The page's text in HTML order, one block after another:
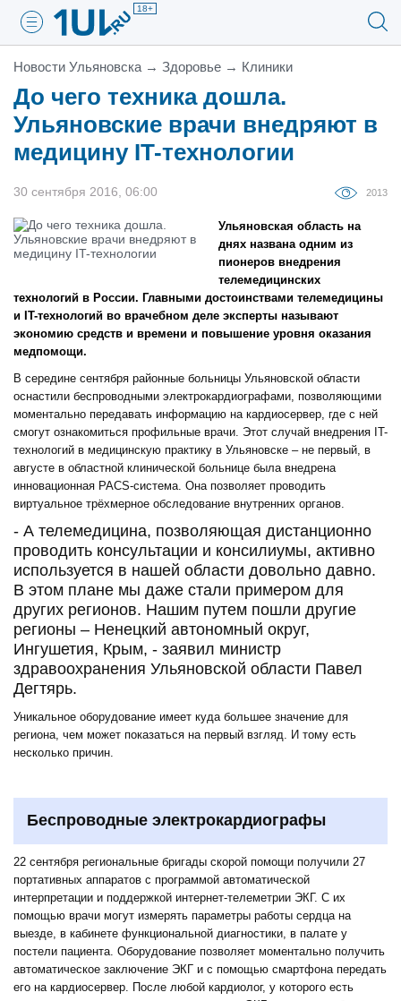
18+
Новости Ульяновска → Здоровье → Клиники
До чего техника дошла.
Ульяновские врачи внедряют в
медицину IT-технологии
30 сентября 2016, 06:00 2013
Ульяновская область на
днях названа одним из
пионеров внедрения
телемедицинских
технологий в России. Главными достоинствами телемедицины
и IT-технологий во врачебном деле эксперты называют
экономию средств и времени и повышение уровня оказания
медпомощи.
В середине сентября районные больницы Ульяновской области
оснастили беспроводными электрокардиографами, позволяющими
моментально передавать информацию на кардиосервер, где с ней
смогут ознакомиться профильные врачи. Этот случай внедрения IT-
технологий в медицинскую практику в Ульяновске – не первый, в
августе в областной клинической больнице была внедрена
инновационная PACS-система. Она позволяет проводить
виртуальное трёхмерное обследование внутренних органов.
- А телемедицина, позволяющая дистанционно
проводить консультации и консилиумы, активно
используется в нашей области довольно давно.
В этом плане мы даже стали примером для
других регионов. Нашим путем пошли другие
регионы – Ненецкий автономный округ,
Ингушетия, Крым, - заявил министр
здравоохранения Ульяновской области Павел
Дегтярь.
Уникальное оборудование имеет куда большее значение для
региона, чем может показаться на первый взгляд. И тому есть
несколько причин.
Беспроводные электрокардиографы
22 сентября региональные бригады скорой помощи получили 27
портативных аппаратов с программой автоматической
интерпретации и поддержкой интернет-телеметрии ЭКГ. С их
помощью врачи могут измерять параметры работы сердца на
выезде, в кабинете функциональной диагностики, в палате у
постели пациента. Оборудование позволяет моментально получить
автоматическое заключение ЭКГ и с помощью смартфона передать
его на кардиосервер. После любой кардиолог, у которого есть